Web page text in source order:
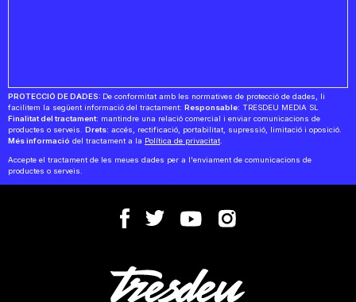
PROTECCIÓ DE DADES: De conformitat amb les normatives de protecció de dades, li
facilitem la següent informació del tractament: Responsable: TRESDEU MEDIA SL
Finalitat del tractament: mantindre una relació comercial i enviar comunicacions de
productes o serveis. Drets: accés, rectificació, portabilitat, supressió, limitació i oposició.
Més informació del tractament a la Política de privacitat.
Accepte el tractament de les meues dades per a l'enviament de comunicacions de
productes o serveis.